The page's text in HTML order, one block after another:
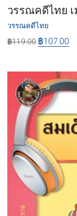
วรรณคดีไทย
วรรณคดีไทย
฿119.00 ฿107.00